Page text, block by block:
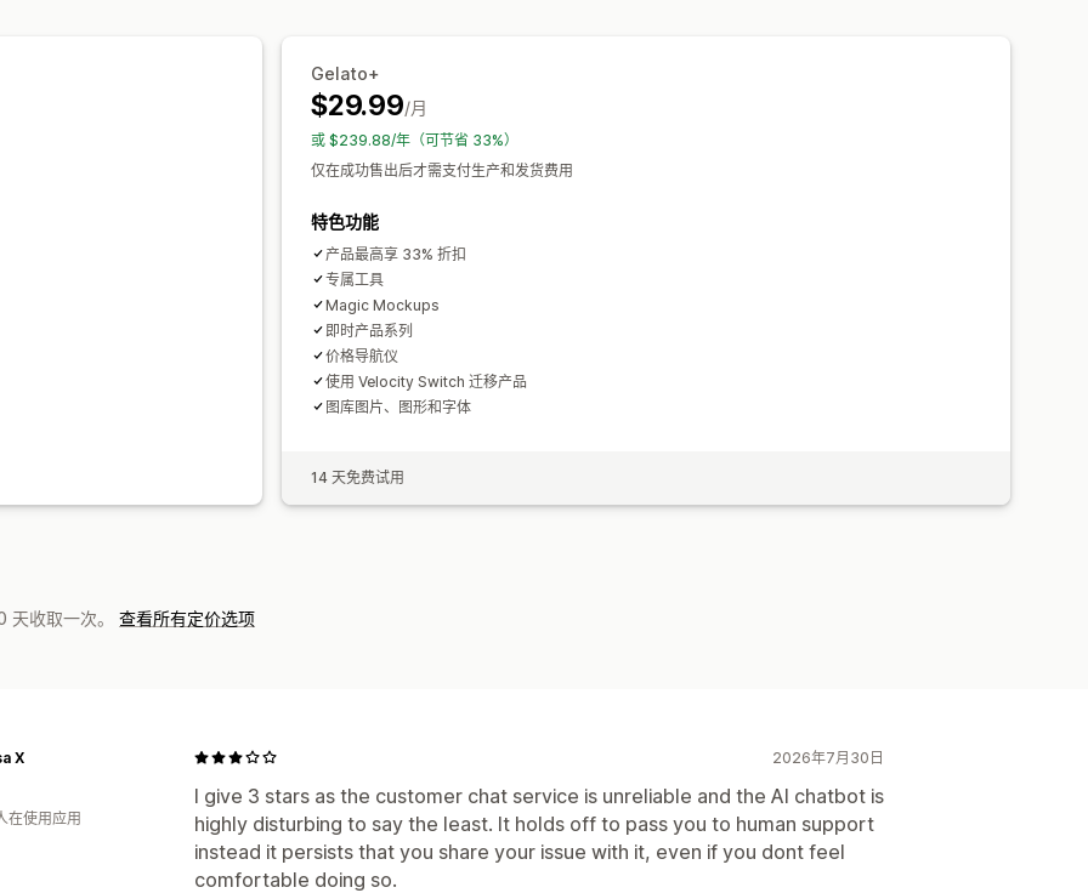
Gelato+
$29.99/月
或 $239.88/年（可节省 33%）
仅在成功售出后才需支付生产和发货费用
特色功能
产品最高享 33% 折扣
专属工具
Magic Mockups
即时产品系列
价格导航仪
使用 Velocity Switch 迁移产品
图库图片、图形和字体
14 天免费试用
天收取一次。 查看所有定价选项
2026年7月30日
I give 3 stars as the customer chat service is unreliable and the AI chatbot is
highly disturbing to say the least. It holds off to pass you to human support
instead it persists that you share your issue with it, even if you dont feel
comfortable doing so.
X
在使用应用